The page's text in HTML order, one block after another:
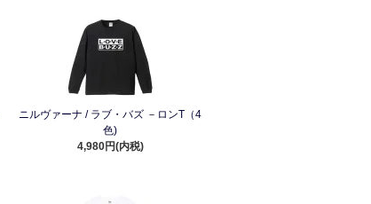
ニルヴァーナ / ラブ・バズ －ロンT（4
色)
4,980円(内税)